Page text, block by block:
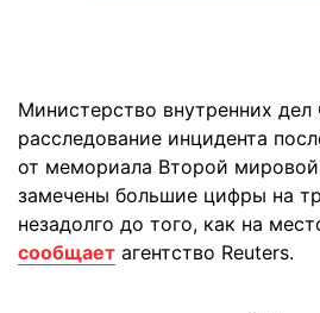
Министерство внутренних
расследование инцидента
от мемориала Второй
замечены большие цифры на
незадолго до того, как на
сообщает агентство Reuters.